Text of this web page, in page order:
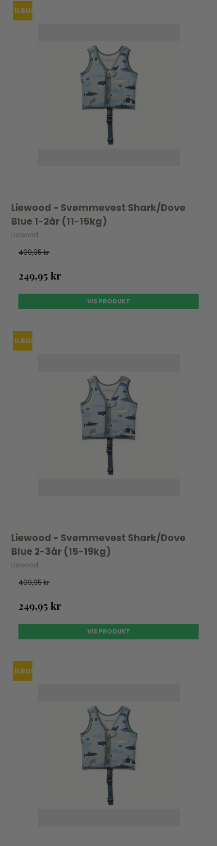
TILBUD
Liewood - Svømmevest Shark/Dove
Blue 1-2år (11-15kg)
Liewood
409,95 kr
249,95 kr
VIS PRODUKT
TILBUD
Liewood - Svømmevest Shark/Dove
Blue 2-3år (15-19kg)
Liewood
409,95 kr
249,95 kr
VIS PRODUKT
TILBUD